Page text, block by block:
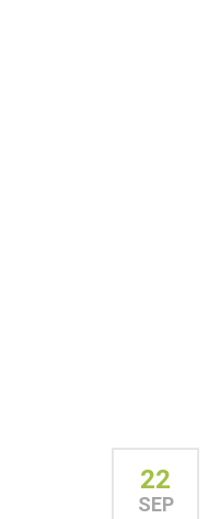
22
SEP